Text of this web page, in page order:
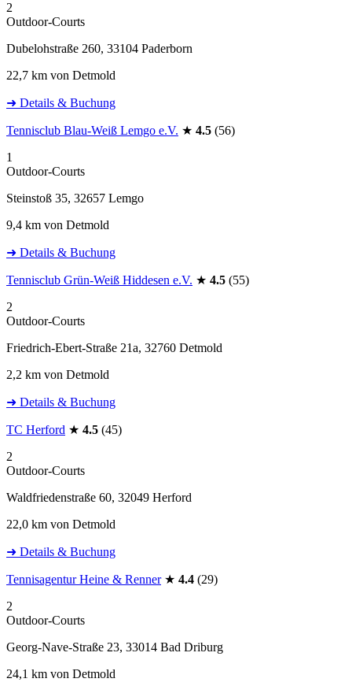
2
Outdoor-Courts
Dubelohstraße 260, 33104 Paderborn
22,7 km von Detmold
➜ Details & Buchung
Tennisclub Blau-Weiß Lemgo e.V. ★ 4.5 (56)
1
Outdoor-Courts
Steinstoß 35, 32657 Lemgo
9,4 km von Detmold
➜ Details & Buchung
Tennisclub Grün-Weiß Hiddesen e.V. ★ 4.5 (55)
2
Outdoor-Courts
Friedrich-Ebert-Straße 21a, 32760 Detmold
2,2 km von Detmold
➜ Details & Buchung
TC Herford ★ 4.5 (45)
2
Outdoor-Courts
Waldfriedenstraße 60, 32049 Herford
22,0 km von Detmold
➜ Details & Buchung
Tennisagentur Heine & Renner ★ 4.4 (29)
2
Outdoor-Courts
Georg-Nave-Straße 23, 33014 Bad Driburg
24,1 km von Detmold